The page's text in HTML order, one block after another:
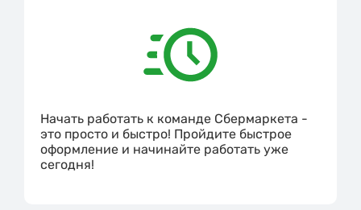
Начать работать к команде Сбермаркета -
это просто и быстро! Пройдите быстрое
оформление и начинайте работать уже
сегодня!